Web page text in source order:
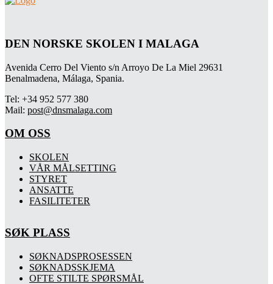
DEN NORSKE SKOLEN I MALAGA
Avenida Cerro Del Viento s/n Arroyo De La Miel 29631
Benalmadena, Málaga, Spania.
Tel: +34 952 577 380
Mail: post@dnsmalaga.com
OM OSS
SKOLEN
VÅR MÅLSETTING
STYRET
ANSATTE
FASILITETER
SØK PLASS
SØKNADSPROSESSEN
SØKNADSSKJEMA
OFTE STILTE SPØRSMÅL